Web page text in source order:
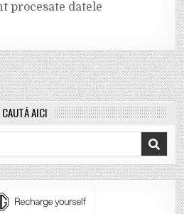
procesate datele
CAUTĂ AICI